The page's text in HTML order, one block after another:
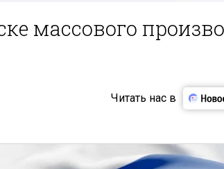
массового
Читать нас в